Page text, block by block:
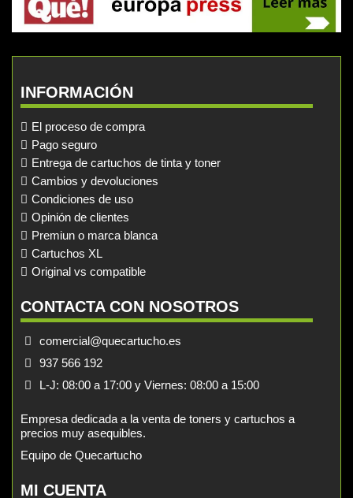
INFORMACIÓN
El proceso de compra
Pago seguro
Entrega de cartuchos de tinta y toner
Cambios y devoluciones
Condiciones de uso
Opinión de clientes
Premiun o marca blanca
Cartuchos XL
Original vs compatible
CONTACTA CON NOSOTROS
comercial@quecartucho.es
937 566 192
L-J: 08:00 a 17:00 y Viernes: 08:00 a 15:00
Empresa dedicada a la venta de toners y cartuchos a
precios muy asequibles.
Equipo de Quecartucho
MI CUENTA